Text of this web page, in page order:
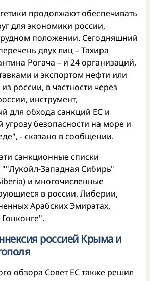
продолжают обеспечивать
для экономики россии,
положении. Сегодняшний
двух лиц – Тахира
Рогача – и 24 организаций,
и экспортом нефти или
россии, в частности через
инструмент,
для обхода санкций ЕС и
безопасности на море и
- сказано в сообщении.
санкционные списки
Западная Сибирь"
и многочисленные
в россии, Либерии,
Арабских Эмиратах,
россией Крыма и
обзора Совет ЕС также решил